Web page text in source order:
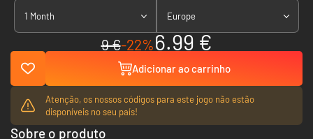
1 Month Europe
9 €-22%6.99 €
Adicionar ao carrinho
Atenção, os nossos códigos para este jogo não estão
disponíveis no seu país!
Sobre o produto